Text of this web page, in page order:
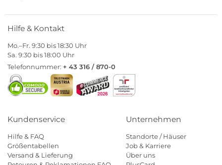
Hilfe & Kontakt
Mo.–Fr. 9:30 bis 18:30 Uhr
Sa. 9:30 bis 18:00 Uhr
Telefonnummer: + 43 316 / 870-0
Kundenservice
Hilfe & FAQ
Größentabellen
Versand & Lieferung
Unternehmen
Standorte / Häuser
Job & Karriere
Über uns